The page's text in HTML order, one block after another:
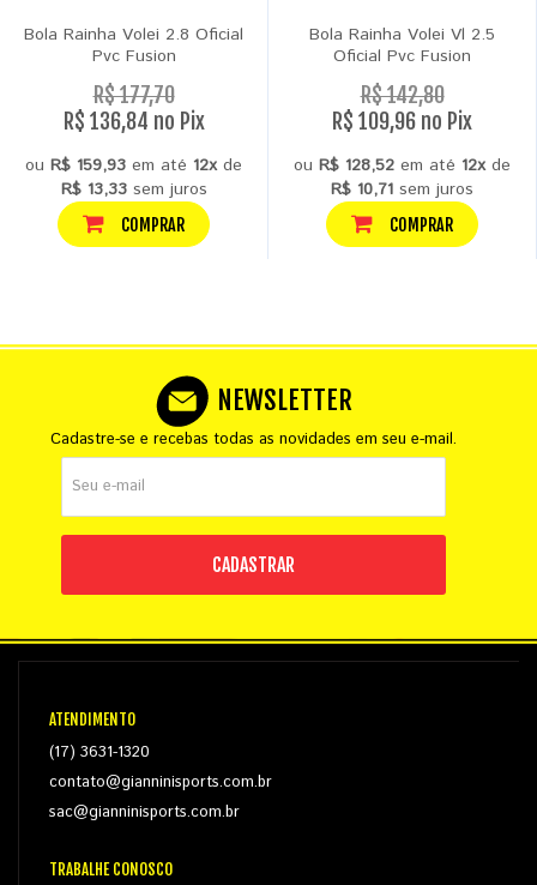
Bola Rainha Volei 2.8 Oficial
Pvc Fusion
R$ 177,70
R$ 136,84 no Pix
ou R$ 159,93 em até 12xde
R$ 13,33sem juros
COMPRAR
Bola Rainha Volei Vl 2.5
Oficial Pvc Fusion
R$ 142,80
R$ 109,96 no Pix
ou R$ 128,52 em até 12xde
R$ 10,71 sem juros
COMPRAR
NEWSLETTER
Cadastre-se e recebas todas as novidades em seu e-mail.
CADASTRAR
ATENDIMENTO
(17) 3631-1320
contato@gianninisports.com.br
sac@gianninisports.com.br
TRABALHE CONOSCO